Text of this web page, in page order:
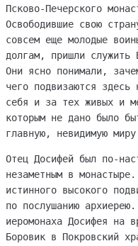
Псково-Печерского
Освободившие свою
совсем еще молодые
долгам, пришли служить
Они ясно понимали,
чего подвизаются
себя и за тех живых и
которым не дано было
главную, невидимую
Отец Досифей был по-
незаметным в
истинного высокого
по послушанию
иеромонаха Досифея на
Боровик в Покровский